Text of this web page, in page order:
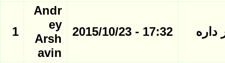
داره 17:32 - 2015/10/23
Andr
ey
Arsh
avin
1